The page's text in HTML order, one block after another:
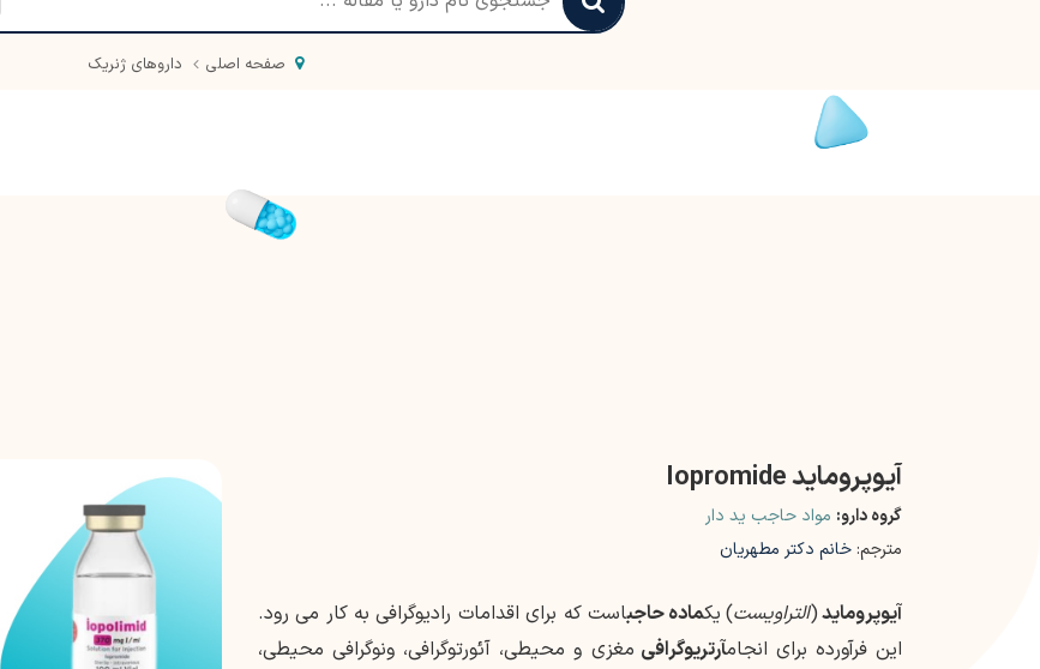
صفحه اصلی داروهای ژنریک
آیوپروماید Iopromide
گروه دارو: مواد حاجب ید دار
مترجم: خانم دکتر مطهریان
آیوپروماید(التراویست) یکماده حاجباست که برای اقدامات رادیوگرافی به کار می رود.
این فرآورده برای انجامآرتریوگرافی مغزی و محیطی، آئورتوگرافی، ونوگرافی محیطی،